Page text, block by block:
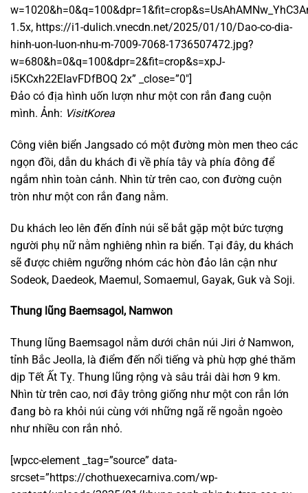
1.5x, https://i1-dulich.vnecdn.net/2025/01/10/Dao-co-dia-
hinh-uon-luon-nhu-m-7009-7068-1736507472.jpg?
w=680&h=0&q=100&dpr=2&fit=crop&s=xpJ-
i5KCxh22EIavFDfBOQ 2x” _close=”0″]
Đảo có địa hình uốn lượn như một con rắn đang cuộn
mình. Ảnh: VisitKorea
Công viên biển Jangsado có một đường mòn men theo các
ngọn đồi, dẫn du khách đi về phía tây và phía đông để
ngắm nhìn toàn cảnh. Nhìn từ trên cao, con đường cuộn
tròn như một con rắn đang nằm.
Du khách leo lên đến đỉnh núi sẽ bắt gặp một bức tượng
người phụ nữ nằm nghiêng nhìn ra biển. Tại đây, du khách
sẽ được chiêm ngưỡng nhóm các hòn đảo lân cận như
Sodeok, Daedeok, Maemul, Somaemul, Gayak, Guk và Soji.
Thung lũng Baemsagol, Namwon
Thung lũng Baemsagol nằm dưới chân núi Jiri ở Namwon,
tỉnh Bắc Jeolla, là điểm đến nổi tiếng và phù hợp ghé thăm
dịp Tết Ất Tỵ. Thung lũng rộng và sâu trải dài hơn 9 km.
Nhìn từ trên cao, nơi đây trông giống như một con rắn lớn
đang bò ra khỏi núi cùng với những ngã rẽ ngoằn ngoèo
như nhiều con rắn nhỏ.
[wpcc-element _tag=”source” data-
srcset=”https://chothuexecarniva.com/wp-